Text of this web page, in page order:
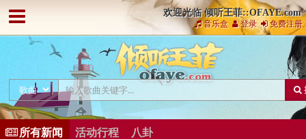
欢迎光临 倾听王菲::OFAYE.com
音乐盒 登录 免费注册
所有新闻 活动行程 八卦